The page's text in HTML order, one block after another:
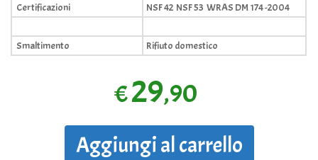
Certificazioni NSF 42 NSF 53 WRAS DM 174 -2004
Smaltimento Rifiuto domestico
€29,90
Aggiungi al carrello